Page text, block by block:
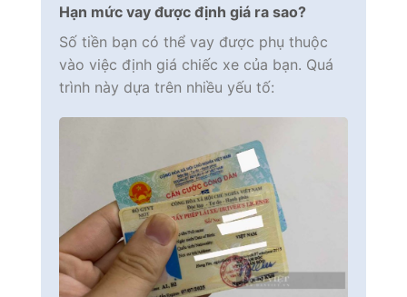
Hạn mức vay được định giá ra sao?
Số tiền bạn có thể vay được phụ thuộc
vào việc định giá chiếc xe của bạn. Quá
trình này dựa trên nhiều yếu tố: